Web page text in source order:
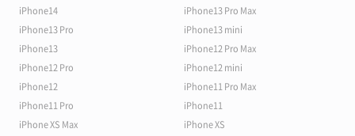
iPhone14
iPhone13 Pro Max
iPhone13 Pro
iPhone13 mini
iPhone13
iPhone12 Pro Max
iPhone12 Pro
iPhone12 mini
iPhone12
iPhone11 Pro Max
iPhone11 Pro
iPhone11
iPhone XS Max
iPhone XS